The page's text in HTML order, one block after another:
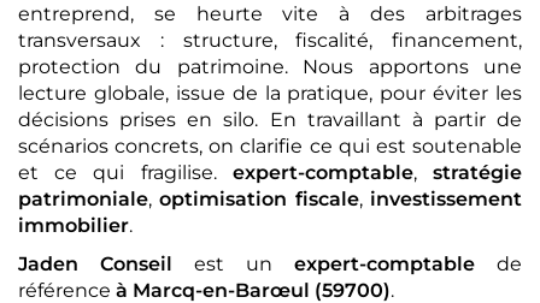
entreprend, se heurte vite à des arbitrages
transversaux : structure, fiscalité, financement,
protection du patrimoine. Nous apportons une
lecture globale, issue de la pratique, pour éviter les
décisions prises en silo. En travaillant à partir de
scénarios concrets, on clarifie ce qui est soutenable
et ce qui fragilise. expert-comptable,stratégie
patrimoniale,optimisation fiscale, investissement
immobilier.
Jaden Conseil est un expert-comptable de
référence à Marcq-en-Barœul (59700).